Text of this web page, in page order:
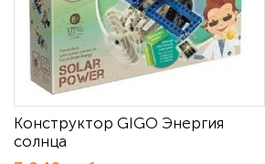
Конструктор GIGO Энергия
солнца